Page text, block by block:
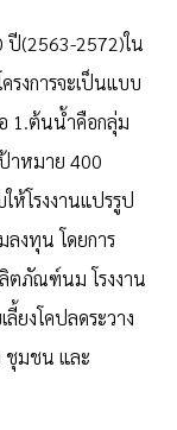
ปี(2563-2572)ใน
รงการจะเป็นแบบ
1.ต้นน้ำคือกลุ่ม
ป้าหมาย 400
ห้โรงงานแปรรูป
งทุน โดยการ
ตภัณฑ์นม โรงงาน
ยงโคปลดระวาง
ชุมชน และ